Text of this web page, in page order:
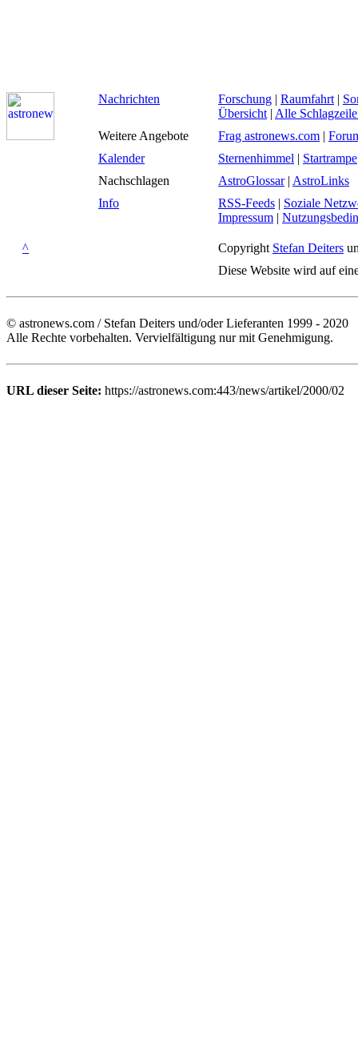
Nachrichten Forschung | Raumfahrt |
Übersicht | Alle
Weitere Angebote
Frag astronews.com |
Kalender
Sternenhimmel | Startrampe
Nachschlagen
AstroGlossar| AstroLinks
Info
RSS-Feeds | Soziale
Impressum |
^ Copyright Stefan Deiters
Diese Website wird auf
© astronews.com / Stefan Deiters und/oder Lieferanten 1999 - 2020
Alle Rechte vorbehalten. Vervielfältigung nur mit Genehmigung.
URL dieser Seite: https://astronews.com:443/news/artikel/2000/02